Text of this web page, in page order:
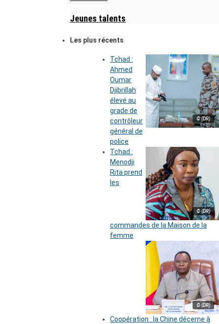
Jeunes talents
Les plus récents
© (DR)
Tchad :
Ahmed
Oumar
Djibrillah
élevé au
grade de
contrôleur
général de
police
© (DR)
Tchad :
Menodji
Rita prend
les
commandes de la Maison de la
femme
© (DR)
Coopération : la Chine décerne à